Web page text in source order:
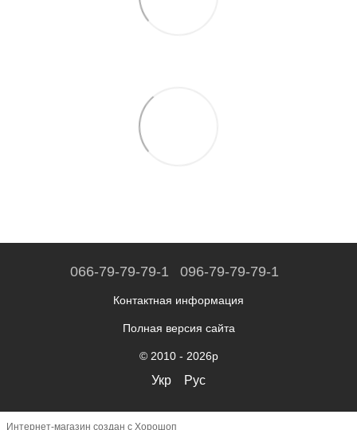
066-79-79-79-1 096-79-79-79-1
Контактная информация
Полная версия сайта
© 2010 - 2026р
Укр Рус
Интернет-магазин создан с Хорошоп